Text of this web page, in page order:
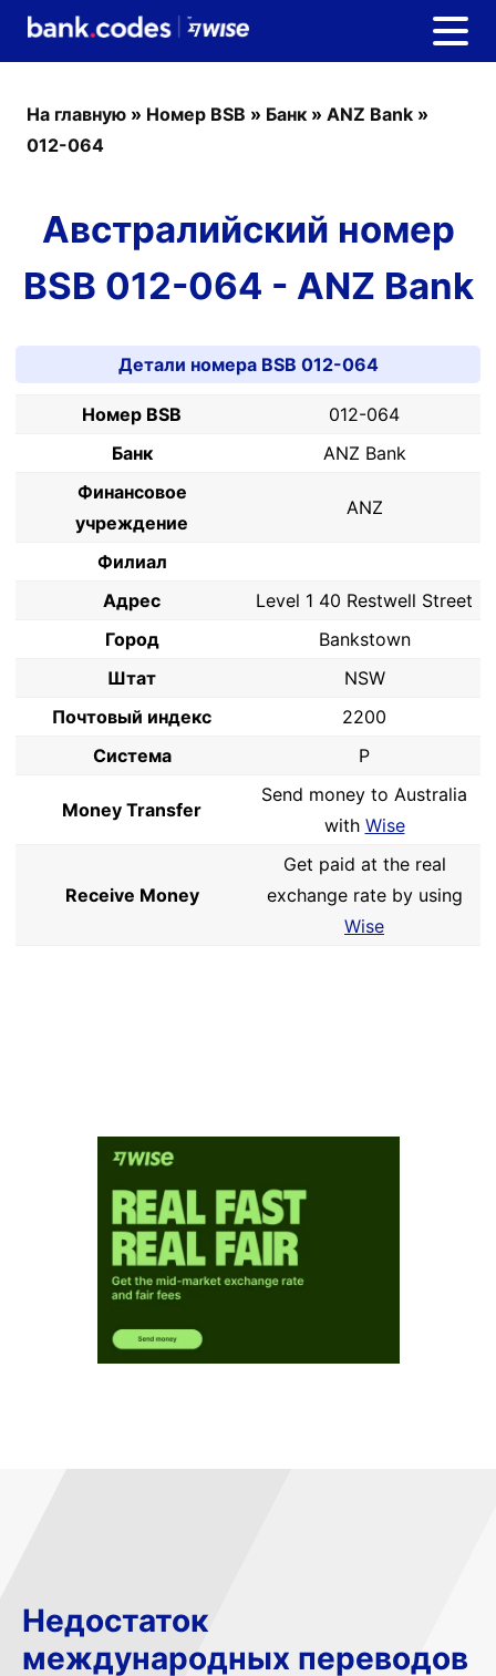
На главную » Номер BSB » Банк » ANZ Bank »
012-064
Австралийский номер
BSB 012-064 - ANZ Bank
Детали номера BSB 012-064
Номер BSB
012-064
Банк
ANZ Bank
Финансовое
учреждение
ANZ
Филиал
Адрес
Level 1 40 Restwell Street
Город
Bankstown
Штат
NSW
Почтовый индекс
2200
Система
P
Money Transfer
Send money to Australia
with Wise
Receive Money
Get paid at the real
exchange rate by using
Wise
Недостаток
международных переводов